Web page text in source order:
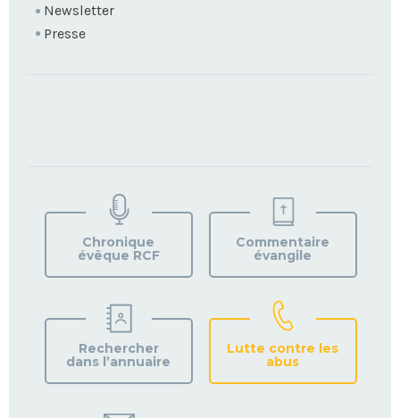
Newsletter
Presse
VOTRE
PAROISSE
Chronique
évêque RCF
Commentaire
évangile
Rechercher
dans l’annuaire
Lutte contre les
abus